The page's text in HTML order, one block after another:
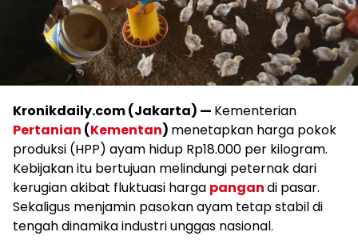
Kronikdaily.com (Jakarta) — Kementerian
Pertanian (Kementan) menetapkan harga pokok
produksi (HPP) ayam hidup Rp18.000 per kilogram.
Kebijakan itu bertujuan melindungi peternak dari
kerugian akibat fluktuasi harga pangandi pasar.
Sekaligus menjamin pasokan ayam tetap stabil di
tengah dinamika industri unggas nasional.